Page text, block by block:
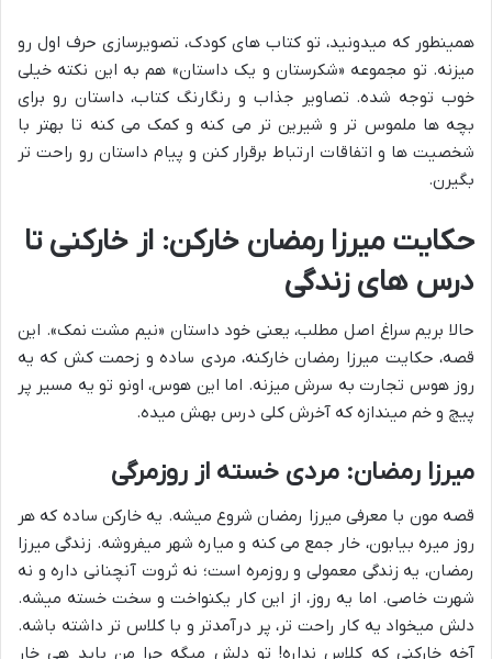
همینطور که میدونید، تو کتاب های کودک، تصویرسازی حرف اول رو
میزنه. تو مجموعه «شکرستان و یک داستان» هم به این نکته خیلی
خوب توجه شده. تصاویر جذاب و رنگارنگ کتاب، داستان رو برای
بچه ها ملموس تر و شیرین تر می کنه و کمک می کنه تا بهتر با
شخصیت ها و اتفاقات ارتباط برقرار کنن و پیام داستان رو راحت تر
بگیرن.
حکایت میرزا رمضان خارکن: از خارکنی تا
درس های زندگی
حالا بریم سراغ اصل مطلب، یعنی خود داستان «نیم مشت نمک». این
قصه، حکایت میرزا رمضان خارکنه، مردی ساده و زحمت کش که یه
روز هوس تجارت به سرش میزنه. اما این هوس، اونو تو یه مسیر پر
پیچ و خم میندازه که آخرش کلی درس بهش میده.
میرزا رمضان: مردی خسته از روزمرگی
قصه مون با معرفی میرزا رمضان شروع میشه. یه خارکن ساده که هر
روز میره بیابون، خار جمع می کنه و میاره شهر میفروشه. زندگی میرزا
رمضان، یه زندگی معمولی و روزمره است؛ نه ثروت آنچنانی داره و نه
شهرت خاصی. اما یه روز، از این کار یکنواخت و سخت خسته میشه.
دلش میخواد یه کار راحت تر، پر درآمدتر و با کلاس تر داشته باشه.
آخه خارکنی که کلاس نداره! تو دلش میگه چرا من باید هی خار